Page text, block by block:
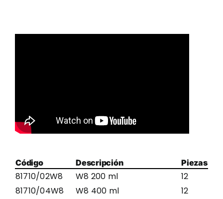
Código Descripción Piezas
81710/02W8 W8 200 ml
12
81710/04W8
W8 400 ml
12